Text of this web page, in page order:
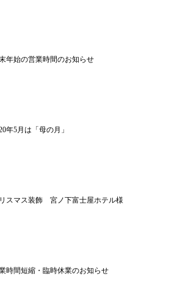
年始の営業時間のお知らせ
年5月は「母の月」
スマス装飾 宮ノ下富士屋ホテル様
時間短縮・臨時休業のお知らせ